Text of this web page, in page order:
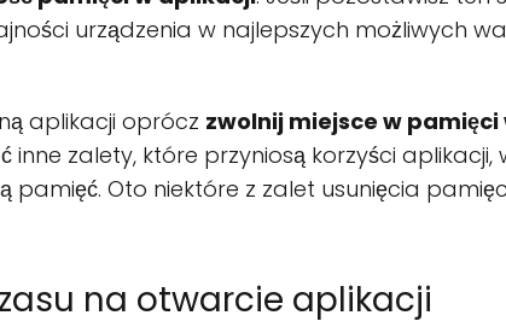
urządzenia w najlepszych możliwych
aplikacji oprócz zwolnij miejsce w
inne zalety, które przyniosą korzyści
pamięć. Oto niektóre z zalet usunięcia
na otwarcie aplikacji